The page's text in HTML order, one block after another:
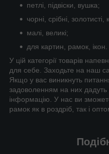
петлі, підвіски, вушка;
чорні, срібні,
малі, великі;
для картин, рамок, ікон.
У цій категорії товарів
для себе. Заходьте на наш
Якщо у вас виникнуть
задоволенням на них дадуть
інформацію. У нас ви
рамок як в роздріб, так і